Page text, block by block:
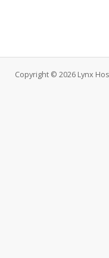
Copyright © 2026 Lynx